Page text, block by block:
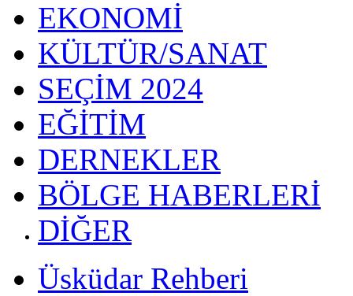
EKONOMİ
KÜLTÜR/SANAT
SEÇİM 2024
EĞİTİM
DERNEKLER
BÖLGE HABERLERİ
DİĞER
Üsküdar Rehberi